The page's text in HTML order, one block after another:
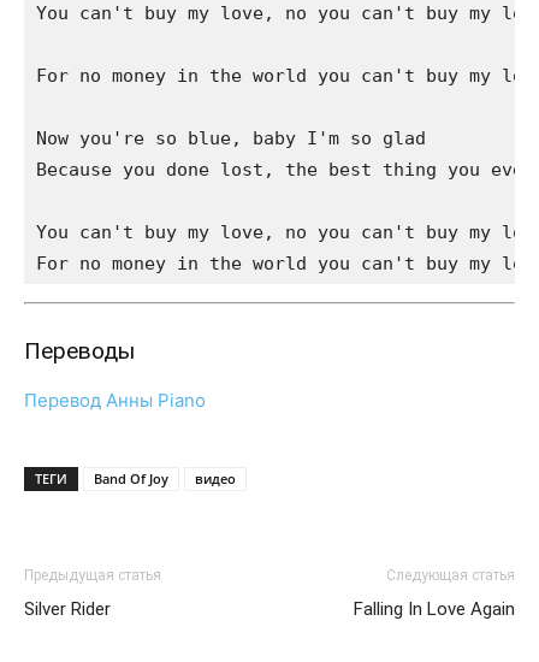
You can't buy my love, no you can't buy my
For no money in the world you can't buy my
Now you're so blue, baby I'm so glad
Because you done lost, the best thing you ever
You can't buy my love, no you can't buy my
Переводы
Перевод Анны Piano
ТЕГИ Band Of Joy видео
Предыдущая статья
Silver Rider
Следующая статья
Falling In Love Again